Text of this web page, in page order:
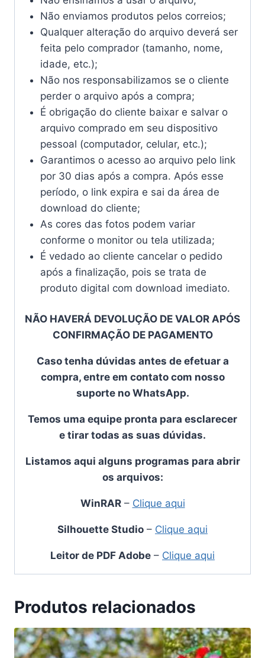
Não enviamos produtos pelos correios;
Qualquer alteração do arquivo deverá ser
feita pelo comprador (tamanho, nome,
idade, etc.);
Não nos responsabilizamos se o cliente
perder o arquivo após a compra;
É obrigação do cliente baixar e salvar o
arquivo comprado em seu dispositivo
pessoal (computador, celular, etc.);
Garantimos o acesso ao arquivo pelo link
por 30 dias após a compra. Após esse
período, o link expira e sai da área de
download do cliente;
As cores das fotos podem variar
conforme o monitor ou tela utilizada;
É vedado ao cliente cancelar o pedido
após a finalização, pois se trata de
produto digital com download imediato.
NÃO HAVERÁ DEVOLUÇÃO DE VALOR APÓS
CONFIRMAÇÃO DE PAGAMENTO
Caso tenha dúvidas antes de efetuar a
compra, entre em contato com nosso
suporte no WhatsApp.
Temos uma equipe pronta para esclarecer
e tirar todas as suas dúvidas.
Listamos aqui alguns programas para abrir
os arquivos:
WinRAR– Clique aqui
Silhouette Studio – Clique aqui
Leitor de PDF Adobe – Clique aqui
Produtos relacionados